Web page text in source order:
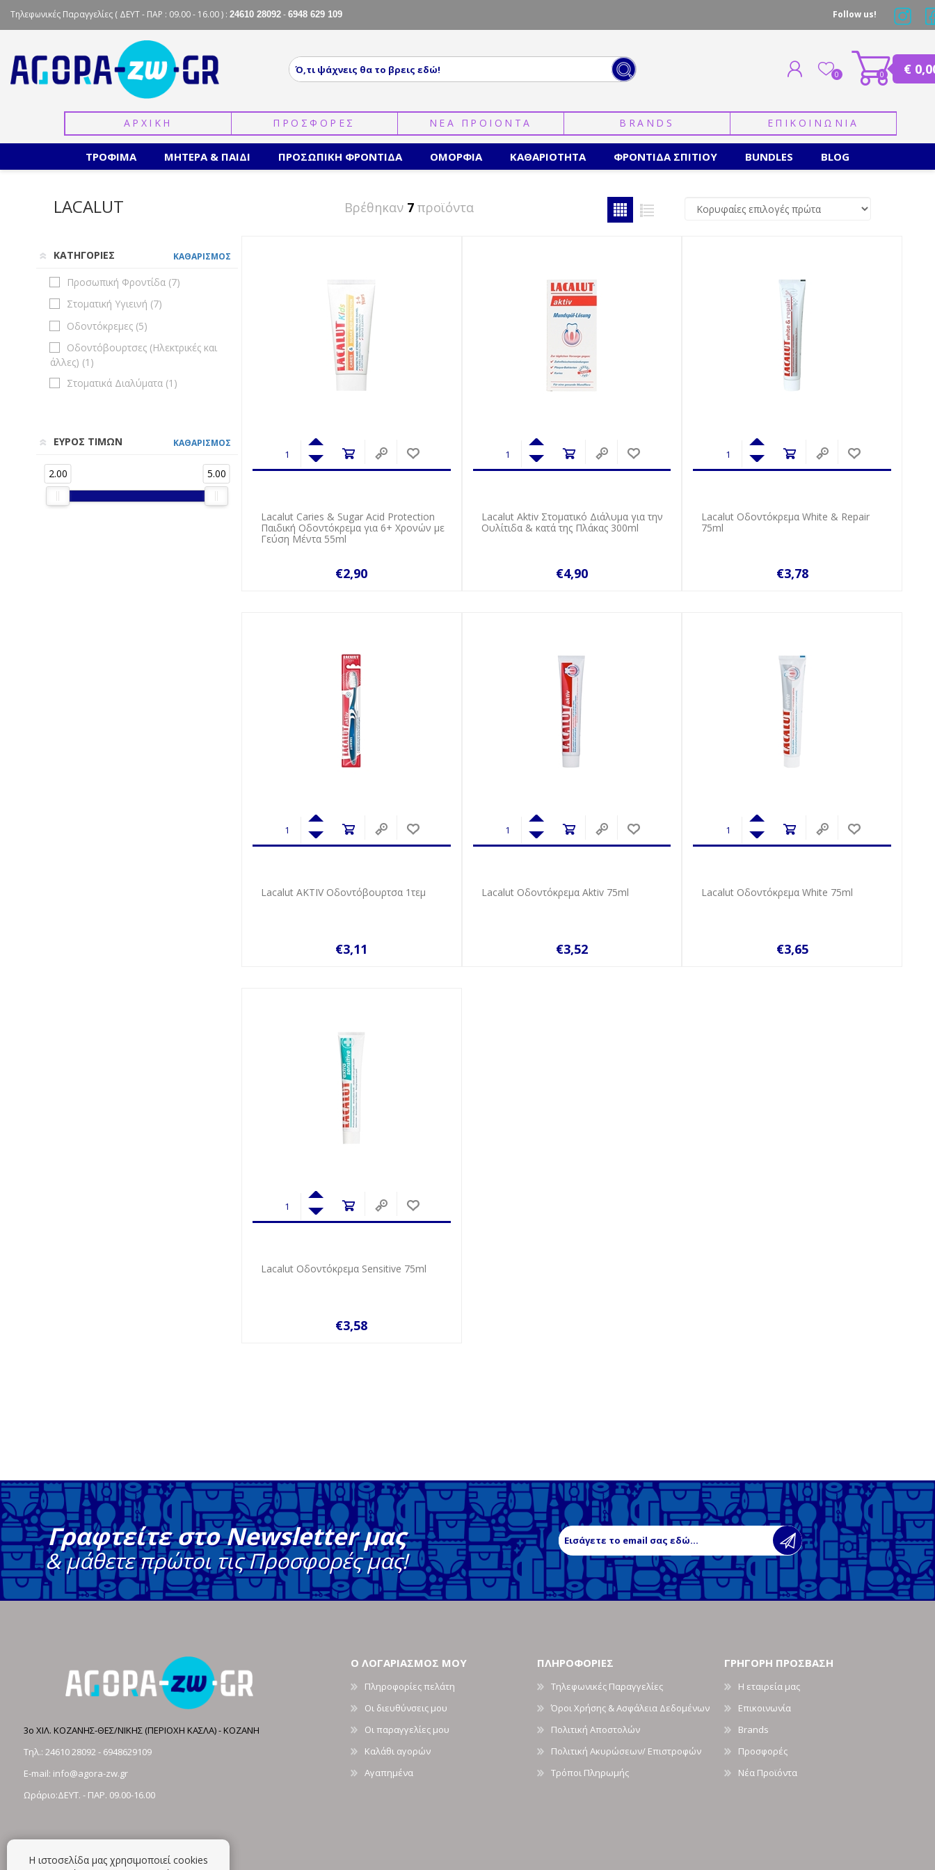
Τηλεφωνικές Παραγγελίες ( ΔΕΥΤ - ΠΑΡ : 09.00 - 16.00 ) : 24610 28092 - 6948 629 109 Follow us!
ΣΥΝΔΕΣΗ
0 €
0
ΑΡΧΙΚΗ ΠΡΟΣΦΟΡΕΣ ΝΕΑ ΠΡΟΙΟΝΤΑ BRANDS ΕΠΙΚΟΙΝΩΝΙΑ
ΤΡΟΦΙΜΑ ΜΗΤΕΡΑ & ΠΑΙΔΙ ΠΡΟΣΩΠΙΚΗ ΦΡΟΝΤΙΔΑ ΟΜΟΡΦΙΑ ΚΑΘΑΡΙΟΤΗΤΑ ΦΡΟΝΤΙΔΑ ΣΠΙΤΙΟΥ BUNDLES BLOG
LACALUT Βρέθηκαν 7 προϊόντα
ΚΑΤΗΓΟΡΙΕΣ ΚΑΘΑΡΙΣΜΟΣ
Προσωπική Φροντίδα (7)
Στοματική Υγιεινή (7)
Οδοντόκρεμες (5)
Οδοντόβουρτσες (Ηλεκτρικές και
άλλες) (1 )
Στοματικά Διαλύματα (1 )
ΕΥΡΟΣ ΤΙΜΩΝ ΚΑΘΑΡΙΣΜΟΣ
2.00 5.00
Lacalut Caries & Sugar Acid Protection
Παιδική Οδοντόκρεμα για 6+ Χρονών με
Γεύση Μέντα 55ml
€2,90
Lacalut Aktiv Στοματικό Διάλυμα για την
Ουλίτιδα & κατά της Πλάκας 300ml
€4,90
Lacalut Οδοντόκρεμα White & Repair
75ml
€3,78
Lacalut AKTIV Οδοντόβουρτσα 1τεμ
€3,11
Lacalut Οδοντόκρεμα Aktiv 75ml
€3,52
Lacalut Οδοντόκρεμα White 75ml
€3,65
Lacalut Οδοντόκρεμα Sensitive 75ml
€3,58
Γραφτείτε στο Newsletter μας
& μάθετε πρώτοι τις Προσφορές μας!
3ο ΧΙΛ. ΚΟΖΑΝΗΣ-ΘΕΣ/ΝΙΚΗΣ (ΠΕΡΙΟΧΗ ΚΑΣΛΑ) - ΚΟΖΑΝΗ
Τηλ.: 24610 28092- 6948629109
E-mail: info@agora-zw.gr
Ωράριο:ΔΕΥΤ. - ΠΑΡ. 09.00-16.00
Ο ΛΟΓΑΡΙΑΣΜΟΣ ΜΟΥ
Πληροφορίες πελάτη
Οι διευθύνσεις μου
Οι παραγγελίες μου
Καλάθι αγορών
Αγαπημένα
ΠΛΗΡΟΦΟΡΙΕΣ
Τηλεφωνικές Παραγγελίες
Όροι Χρήσης & Ασφάλεια Δεδομένων
Πολιτική Αποστολών
Πολιτική Ακυρώσεων/ Επιστροφών
Τρόποι Πληρωμής
ΓΡΗΓΟΡΗ ΠΡΟΣΒΑΣΗ
Η εταιρεία μας
Επικοινωνία
Brands
Προσφορές
Νέα Προϊόντα
Η ιστοσελίδα μας χρησιμοποιεί cookies